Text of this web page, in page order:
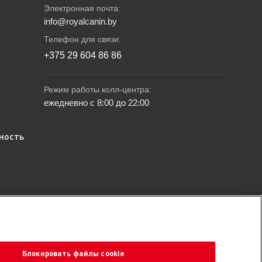
Электронная почта:
info@royalcanin.by
Телефон для связи:
+375 29 604 86 86
Режим работы колл-центра:
ежедневно с 8:00 до 22:00
Блокировать файлы cookie